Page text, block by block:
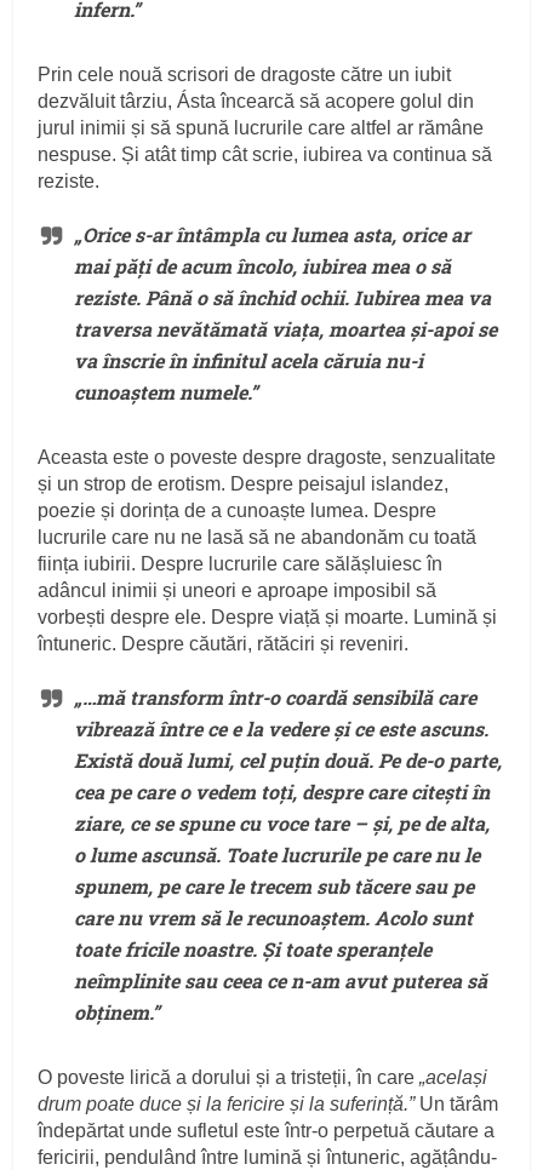
infern.”
Prin cele nouă scrisori de dragoste către un iubit
dezvăluit târziu, Ásta încearcă să acopere golul din
jurul inimii și să spună lucrurile care altfel ar rămâne
nespuse. Și atât timp cât scrie, iubirea va continua să
reziste.
„Orice s-ar întâmpla cu lumea asta, orice ar
mai păți de acum încolo, iubirea mea o să
reziste. Până o să închid ochii. Iubirea mea va
traversa nevătămată viața, moartea și-apoi se
va înscrie în infinitul acela căruia nu-i
cunoaștem numele.”
Aceasta este o poveste despre dragoste, senzualitate
și un strop de erotism. Despre peisajul islandez,
poezie și dorința de a cunoaște lumea. Despre
lucrurile care nu ne lasă să ne abandonăm cu toată
ființa iubirii. Despre lucrurile care sălășluiesc în
adâncul inimii și uneori e aproape imposibil să
vorbești despre ele. Despre viață și moarte. Lumină și
întuneric. Despre căutări, rătăciri și reveniri.
„…mă transform într-o coardă sensibilă care
vibrează între ce e la vedere și ce este ascuns.
Există două lumi, cel puțin două. Pe de-o parte,
cea pe care o vedem toți, despre care citești în
ziare, ce se spune cu voce tare – și, pe de alta,
o lume ascunsă. Toate lucrurile pe care nu le
spunem, pe care le trecem sub tăcere sau pe
care nu vrem să le recunoaștem. Acolo sunt
toate fricile noastre. Și toate speranțele
neîmplinite sau ceea ce n-am avut puterea să
obținem.”
O poveste lirică a dorului și a tristeții, în care „același
drum poate duce și la fericire și la suferință.” Un tărâm
îndepărtat unde sufletul este într-o perpetuă căutare a
fericirii, pendulând între lumină și întuneric, agățându-